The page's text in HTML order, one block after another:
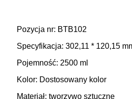
Pozycja nr: BTB102
Specyfikacja: 302,11 * 120,15
Pojemność: 2500 ml
Kolor: Dostosowany kolor
Materiał: tworzywo sztuczne